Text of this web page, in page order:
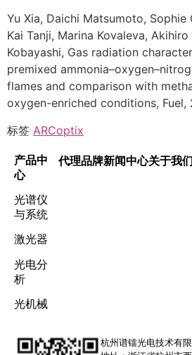
Yu Xia, Daichi Matsumoto, Sophie
Kai Tanji, Marina Kovaleva,
Kobayashi, Gas radiation
premixed
flames and comparison with
oxygen-enriched conditions, Fuel,
标签 ARCoptix
产品中
心
光谱仪
与系统
激光器
光电分
析
光机械
代理品牌新闻中心关于我们
杭州谱镭光电技术有